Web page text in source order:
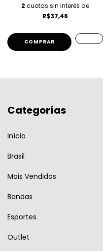
2 cuotas sin interés de
R$37,46
COMPRAR
Categorías
Início
Brasil
Mais Vendidos
Bandas
Esportes
Outlet